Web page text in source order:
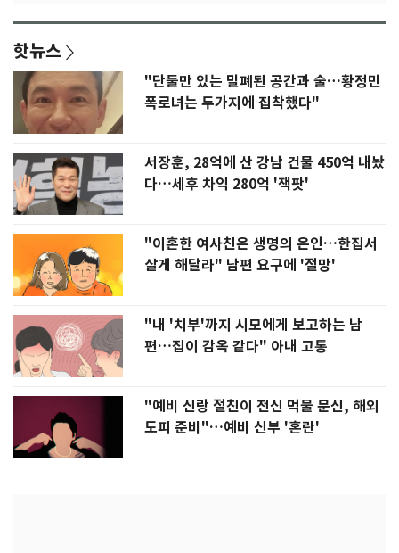
핫뉴스
"단둘만 있는 밀폐된 공간과 술…황정민
폭로녀는 두가지에 집착했다"
서장훈, 28억에 산 강남 건물 450억 내놨
다…세후 차익 280억 '잭팟'
"이혼한 여사친은 생명의 은인…한집서
살게 해달라" 남편 요구에 '절망'
"내 '치부'까지 시모에게 보고하는 남
편…집이 감옥 같다" 아내 고통
"예비 신랑 절친이 전신 먹물 문신, 해외
도피 준비"…예비 신부 '혼란'